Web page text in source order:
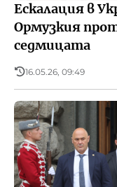
Ескалация в
Ормузкия
седмицата
16.05.26, 09:49